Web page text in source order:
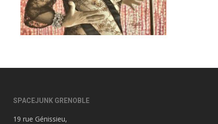
SPACEJUNK GRENOBLE
19 rue Génissieu,